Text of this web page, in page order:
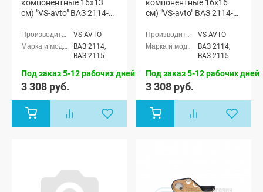
компонентные 16x13
см) "VS-avto" ВАЗ 2114-
VS-AVTO
ВАЗ 2114,
ВАЗ 2115
Под заказ 5-12 рабочих дней
3 308 руб.
компонентные 16x16
см) "VS-avto" ВАЗ 2114-
VS-AVTO
ВАЗ 2114,
ВАЗ 2115
Под заказ 5-12 рабочих дней
3 308 руб.